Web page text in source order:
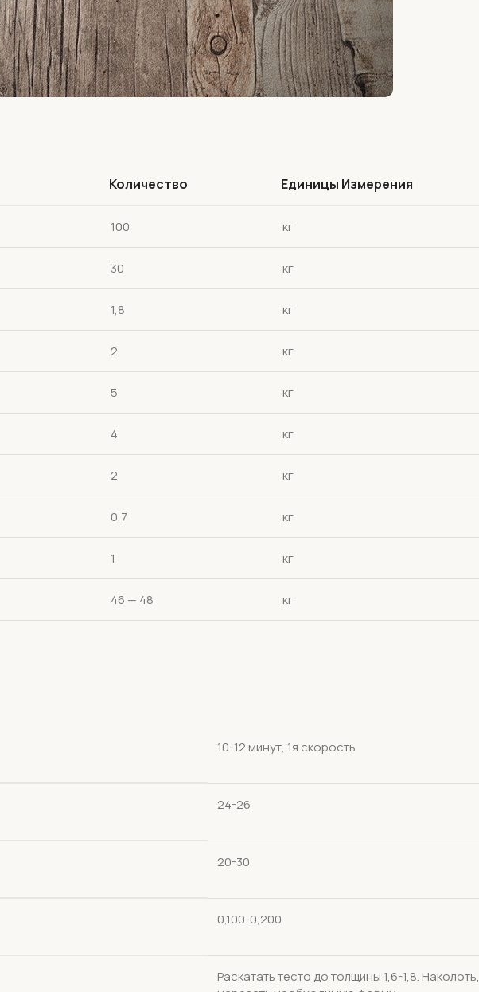
Количество Единицы Измерения
100 кг
30 кг
1,8 кг
2 кг
5 кг
4 кг
2 кг
0,7 кг
1 кг
46 — 48 кг
10-12 минут, 1я скорость
24-26
20-30
0,100-0,200
Раскатать тесто до толщины 1,6-1,8. Наколоть,